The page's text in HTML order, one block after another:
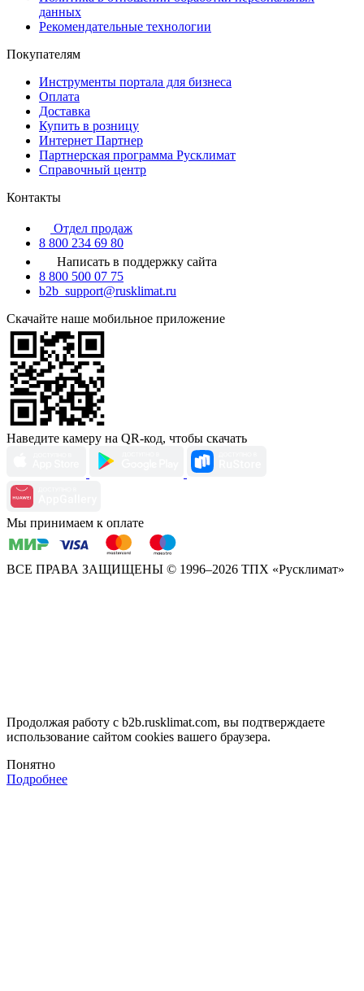
данных
Рекомендательные технологии
Покупателям
Инструменты портала для бизнеса
Оплата
Доставка
Купить в розницу
Интернет Партнер
Партнерская программа Русклимат
Справочный центр
Контакты
Отдел продаж
8 800 234 69 80
Написать в поддержку сайта
8 800 500 07 75
b2b_support@rusklimat.ru
Скачайте наше мобильное приложение
Наведите камеру на QR-код, чтобы скачать
Мы принимаем к оплате
ВСЕ ПРАВА ЗАЩИЩЕНЫ © 1996–2026 ТПХ «Русклимат»
Продолжая работу с b2b.rusklimat.com, вы подтверждаете
использование сайтом cookies вашего браузера.
Понятно
Подробнее